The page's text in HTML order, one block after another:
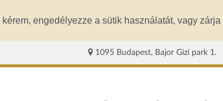
engedélyezze a sütik használatát, vagy zárja
1095 Budapest, Bajor Gizi park 1.